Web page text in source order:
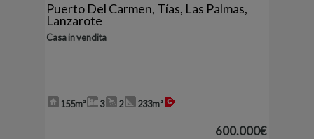
Puerto Del Carmen, Tías, Las Palmas,
Lanzarote
Casa in vendita
155m² 3 2 233m²
600.000€